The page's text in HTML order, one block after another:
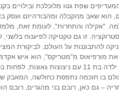
שפת גטו מלוכלכת ובילויים
הוא שאב מהקבלה ומהבודהיזם ועסק
"אקילה והתחרות", לעומת זאת,
זו גם טקטיקה לפיענוח
להתבוננות על העולם, לביקורת
מורפיאוס מ"מטריקס", הוא איש
הלוקח לאמן את אקילה, ילדה בת 11 עם ניצוצות
בו חוכמה נתפסת כחולשה, המאבק
– גם כאן, רובם בני מהגרים, רובם